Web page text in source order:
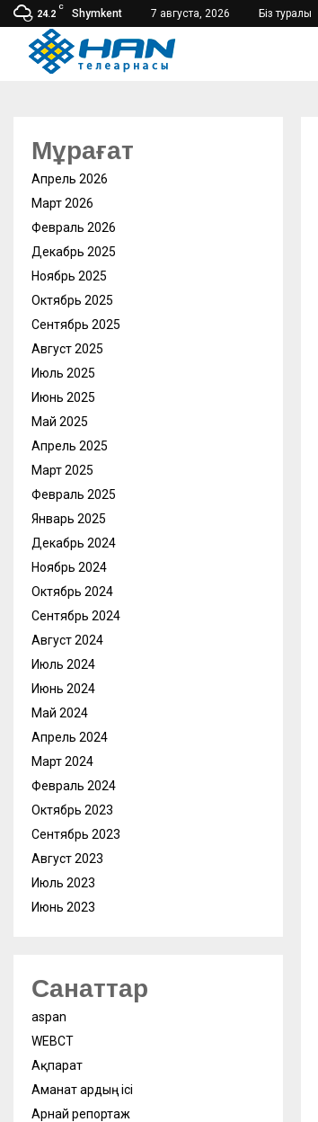
24.2
C
Shymkent 7 августа, 2026 Біз туралы
Мұрағат
Апрель 2026
Март 2026
Февраль 2026
Декабрь 2025
Ноябрь 2025
Октябрь 2025
Сентябрь 2025
Август 2025
Июль 2025
Июнь 2025
Май 2025
Апрель 2025
Март 2025
Февраль 2025
Январь 2025
Декабрь 2024
Ноябрь 2024
Октябрь 2024
Сентябрь 2024
Август 2024
Июль 2024
Июнь 2024
Май 2024
Апрель 2024
Март 2024
Февраль 2024
Октябрь 2023
Сентябрь 2023
Август 2023
Июль 2023
Июнь 2023
Санаттар
aspan
WEBСӘТ
Ақпарат
Аманат ардың ісі
Арнай репортаж